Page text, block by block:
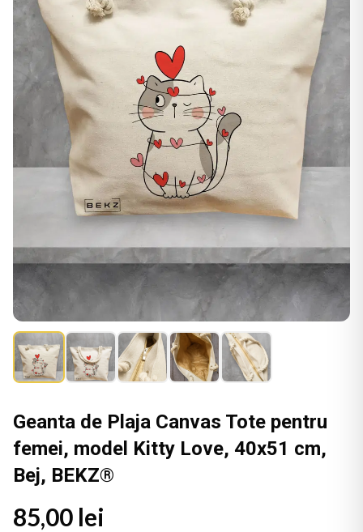
Geanta de Plaja Canvas Tote pentru
femei, model Kitty Love, 40x51 cm,
Bej, BEKZ®
85,00 lei